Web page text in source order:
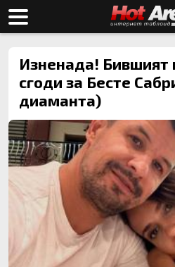
Изненада! Бившият
сгоди за Бесте
диаманта)